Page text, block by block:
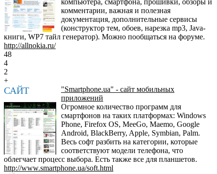
комментарии, важная и полезная
документация, дополнительные сервисы
(конструктор тем, обоев, нарезка mp3, Java-
книги, WP7 тайл генератор). Можно пообщаться на форуме.
http://allnokia.ru/
48
4
2
+
САЙТ
"Smartphone.ua" - сайт мобильных
приложений
Огромное количество программ для
смартфонов на таких платформах: Windows
Phone, Firefox OS, MeeGo, Maemo, Google
Android, BlackBerry, Apple, Symbian, Palm.
Весь софт разбить на категории, которые
соответствуют модели телефона, что
облегчает процесс выбора. Есть также все для планшетов.
http://www.smartphone.ua/soft.html